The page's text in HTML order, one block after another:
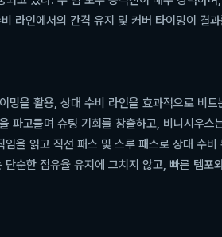
라인에서의 간격 유지 및 커버 타이밍이 결
을 활용, 상대 수비 라인을 효과적으로 비트
파고들며 슈팅 기회를 창출하고, 비니시우스
을 읽고 직선 패스 및 스루 패스로 상대 수비
순한 점유율 유지에 그치지 않고, 빠른 템포